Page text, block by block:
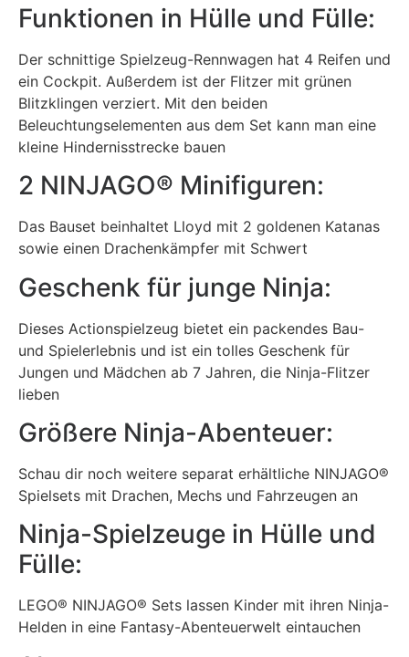
Funktionen in Hülle und Fülle:
Der schnittige Spielzeug-Rennwagen hat 4 Reifen und
ein Cockpit. Außerdem ist der Flitzer mit grünen
Blitzklingen verziert. Mit den beiden
Beleuchtungselementen aus dem Set kann man eine
kleine Hindernisstrecke bauen
2 NINJAGO® Minifiguren:
Das Bauset beinhaltet Lloyd mit 2 goldenen Katanas
sowie einen Drachenkämpfer mit Schwert
Geschenk für junge Ninja:
Dieses Actionspielzeug bietet ein packendes Bau-
und Spielerlebnis und ist ein tolles Geschenk für
Jungen und Mädchen ab 7 Jahren, die Ninja-Flitzer
lieben
Größere Ninja-Abenteuer:
Schau dir noch weitere separat erhältliche NINJAGO®
Spielsets mit Drachen, Mechs und Fahrzeugen an
Ninja-Spielzeuge in Hülle und
Fülle:
LEGO® NINJAGO® Sets lassen Kinder mit ihren Ninja-
Helden in eine Fantasy-Abenteuerwelt eintauchen